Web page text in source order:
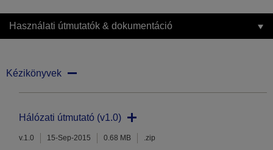
Használati útmutatók & dokumentáció
Kézikönyvek
Hálózati útmutató (v1.0)
v.1.0 15-Sep-2015 0.68 MB .zip